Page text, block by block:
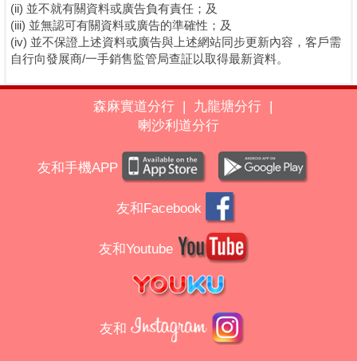
(ii) 並不就有關資料或廣告負有責任；及
(iii) 並無認可有關資料或廣告的準確性；及
(iv) 並不保證上述資料或廣告與上述網站同步更新內容，客戶需
自行向發展商/一手銷售監管局查証以取得最新資料。
森麻實道分行 | 九龍塘分行
|
喇沙利道分行
友和手機APP
友和Facebook
友和Youtube
友和